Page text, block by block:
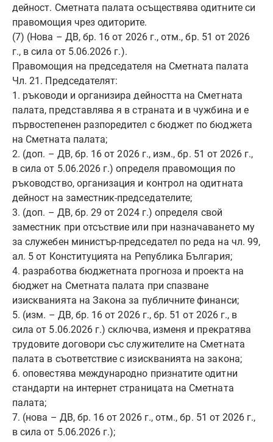
дейност. Сметната палата осъществява одитните си
правомощия чрез одиторите.
(7) (Нова – ДВ, бр. 16 от 2026 г., отм., бр. 51 от 2026
г., в сила от 5.06.2026 г.).
Правомощия на председателя на Сметната палата
Чл. 21. Председателят:
1. ръководи и организира дейността на Сметната
палата, представлява я в страната и в чужбина и е
първостепенен разпоредител с бюджет по бюджета
на Сметната палата;
2. (доп. – ДВ, бр. 16 от 2026 г., изм., бр. 51 от 2026 г.,
в сила от 5.06.2026 г.) определя правомощия по
ръководство, организация и контрол на одитната
дейност на заместник-председателите;
3. (доп. – ДВ, бр. 29 от 2024 г.) определя свой
заместник при отсъствие или при назначаването му
за служебен министър-председател по реда на чл. 99,
ал. 5 от Конституцията на Република България;
4. разработва бюджетната прогноза и проекта на
бюджет на Сметната палата при спазване
изискванията на Закона за публичните финанси;
5. (изм. – ДВ, бр. 16 от 2026 г., бр. 51 от 2026 г., в
сила от 5.06.2026 г.) сключва, изменя и прекратява
трудовите договори със служителите на Сметната
палата в съответствие с изискванията на закона;
6. оповестява международно признатите одитни
стандарти на интернет страницата на Сметната
палата;
7. (нова – ДВ, бр. 16 от 2026 г., отм., бр. 51 от 2026 г.,
в сила от 5.06.2026 г.);